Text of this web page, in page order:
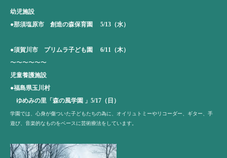
幼児施設
●那須塩原市 創造の森保育園 5/13（水）
●須賀川市 プリムラ子ども園 6/11（木）
〜〜〜〜〜〜
児童養護施設
●福島県玉川村
ゆめみの里「森の風学園 」5/17（日）
学園では、心身が傷ついた子どもたちの為に、オイリュトミーやリコーダー、ギター、手
遊び、音楽的なものをベースに芸術療法をしています。